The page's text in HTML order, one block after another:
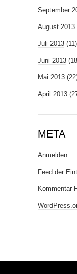
September
August 2013
Juli 2013 (11)
Juni 2013
Mai 2013
April 2013
META
Anmelden
Feed der
Kommentar-